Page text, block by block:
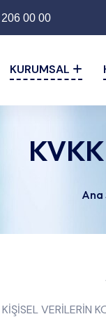
00 00
KURUMSAL
Ana
KİŞİSEL VERİLERİN